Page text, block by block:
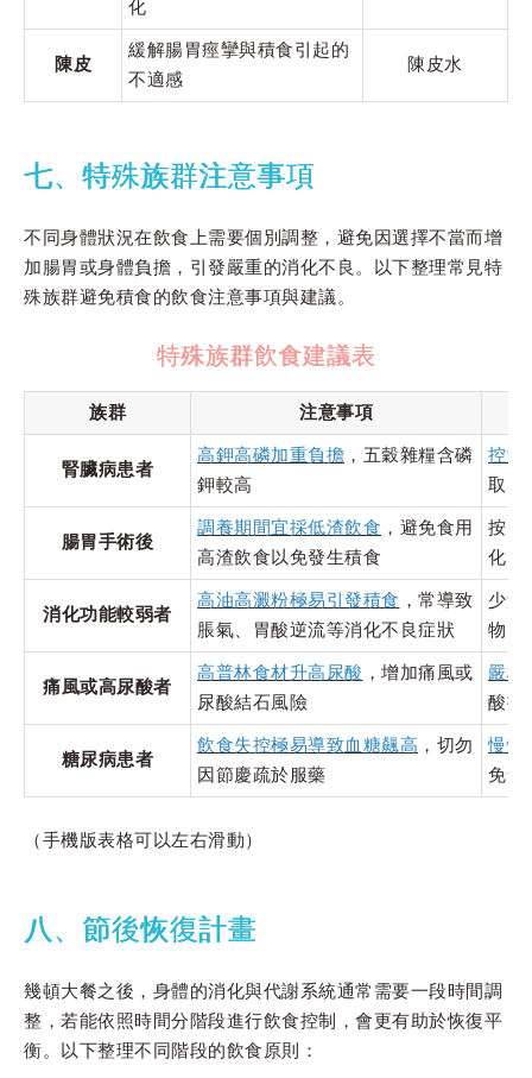
化
陳皮
緩解腸胃痙攣與積食引起的
不適感
陳皮水
七、特殊族群注意事項
不同身體狀況在飲食上需要個別調整，避免因選擇不當而增
加腸胃或身體負擔，引發嚴重的消化不良。以下整理常見特
殊族群避免積食的飲食注意事項與建議。
特殊族群飲食建議表
族群 注意事項
腎臟病患者
高鉀高磷加重負擔 ，五穀雜糧含磷
鉀較高
控制
取
腸胃手術後
調養期間宜採低渣飲食 ，避免食用
高渣飲食以免發生積食
按照
化的
消化功能較弱者
高油高澱粉極易引發積食 ，常導致
脹氣、胃酸逆流等消化不良症狀
少量
物
痛風或高尿酸者
高普林食材升高尿酸 ，增加痛風或
尿酸結石風險
嚴格
酸排
糖尿病患者
飲食失控極易導致血糖飆高 ，切勿
因節慶疏於服藥
慢性
免含
（手機版表格可以左右滑動）
八、節後恢復計畫
幾頓大餐之後，身體的消化與代謝系統通常需要一段時間調
整，若能依照時間分階段進行飲食控制，會更有助於恢復平
衡。以下整理不同階段的飲食原則：